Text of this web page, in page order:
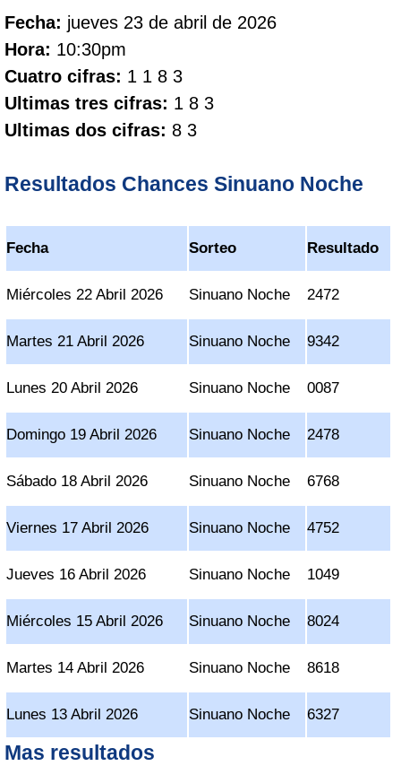
Fecha: jueves 23 de abril de 2026
Hora: 10:30pm
Cuatro cifras: 1 1 8 3
Ultimas tres cifras: 1 8 3
Ultimas dos cifras: 8 3
Resultados Chances Sinuano Noche
Fecha Sorteo Resultado
Miércoles 22 Abril 2026 Sinuano Noche 2472
Martes 21 Abril 2026 Sinuano Noche 9342
Lunes 20 Abril 2026 Sinuano Noche 0087
Domingo 19 Abril 2026 Sinuano Noche 2478
Sábado 18 Abril 2026 Sinuano Noche 6768
Viernes 17 Abril 2026 Sinuano Noche 4752
Jueves 16 Abril 2026 Sinuano Noche 1049
Miércoles 15 Abril 2026 Sinuano Noche 8024
Martes 14 Abril 2026 Sinuano Noche 8618
Lunes 13 Abril 2026 Sinuano Noche 6327
Mas resultados